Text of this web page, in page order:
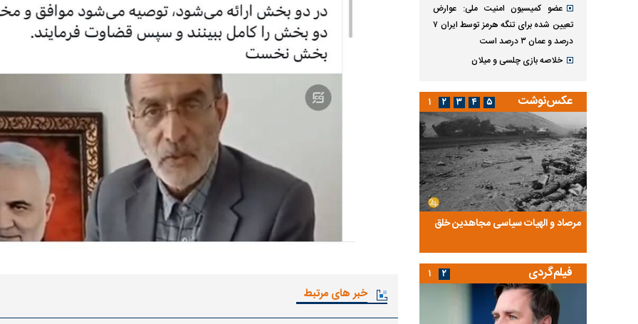
خبر های مرتبط
عضو کمیسیون امنیت ملی: عوارض
تعیین شده برای تنگه هرمز توسط ایران ۷
درصد و عمان ۳ درصد است
خلاصه بازی چلسی و میلان
عکس‌نوشت
مرصاد و الهیات سیاسی مجاهدین خلق
آخرین پرده از حیات سیاسی یک سلسله |
روایتی از آخرین مصاحبه‌ی شاه در ایران
ریشه‌های عزاداری ماه محرم در فرهنگ
و تاریخ ایران
عزاداری ماه
انجام می‌شد؟
۱ ۲ ۳ ۴ ۵
فیلم‌گردی ۱ ۲